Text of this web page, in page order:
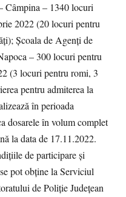
Câmpina – 1340 locuri
2022 (20 locuri pentru
Şcoala de Agenţi de
– 300 locuri pentru
(3 locuri pentru romi, 3
pentru admiterea la
în perioada
dosarele în volum complet
la data de 17.11.2022.
de participare şi
pot obţine la Serviciul
de Poliţie Judeţean